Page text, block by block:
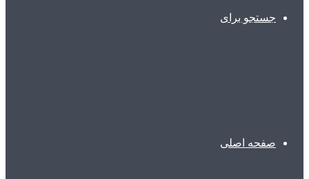
جستجو برای
صفحه اصلی